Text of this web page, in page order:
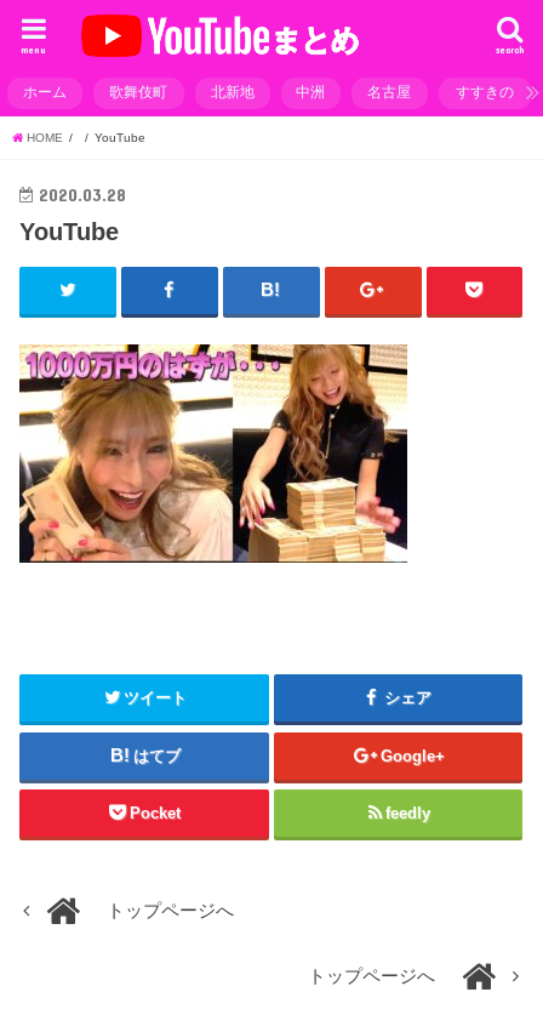
search
menu
ホーム 歌舞伎町 北新地 中洲 名古屋 すすきの
HOME YouTube
2020.03.28
YouTube
ツイート シェア
はてブ Google+
Pocket feedly
トップページへ
トップページへ